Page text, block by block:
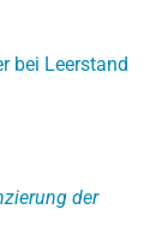
bei Leerstand
der